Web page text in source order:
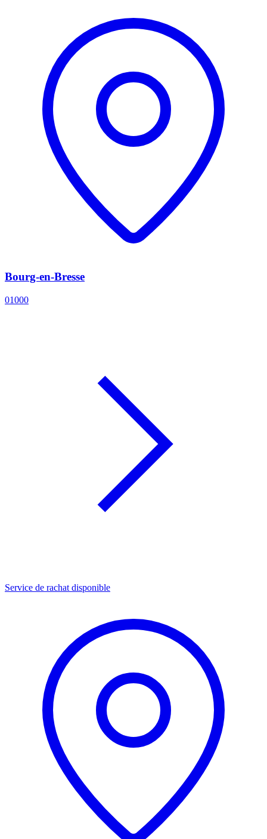
Bourg-en-Bresse
01000
Service de rachat disponible